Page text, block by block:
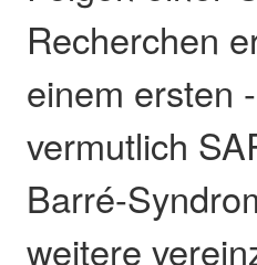
Recherchen
einem ersten
vermutlich
Barré-
weitere